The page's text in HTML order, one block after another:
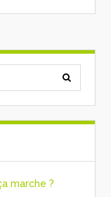
marche ?